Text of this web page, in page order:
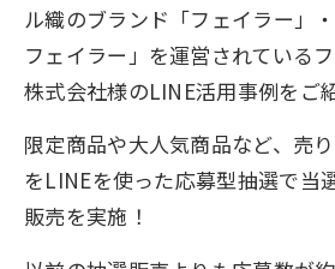
ル織のブランド「フェイラー」
フェイラー」を運営されている
株式会社様のLINE活用事例をご
限定商品や大人気商品など、売
をLINEを使った応募型抽選で当
販売を実施！